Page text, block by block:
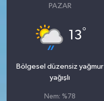
PAZAR
13°
Bölgesel düzensiz yağmur
yağışlı
Nem: %78